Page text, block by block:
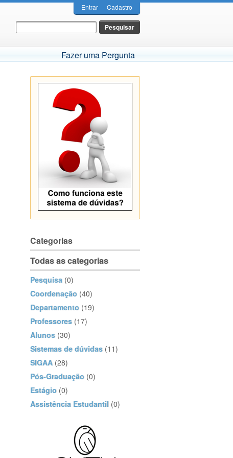
Entrar Cadastro
Fazer uma Pergunta
Categorias
Todas as categorias
Pesquisa (0)
Coordenação (40)
Departamento (19)
Professores (17)
Alunos (30)
Sistemas de dúvidas (11)
SIGAA (28)
Pós-Graduação (0)
Estágio (0)
Assistência Estudantil (0)